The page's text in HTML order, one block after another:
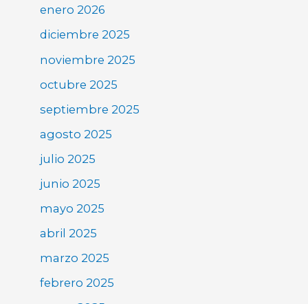
enero 2026
diciembre 2025
noviembre 2025
octubre 2025
septiembre 2025
agosto 2025
julio 2025
junio 2025
mayo 2025
abril 2025
marzo 2025
febrero 2025